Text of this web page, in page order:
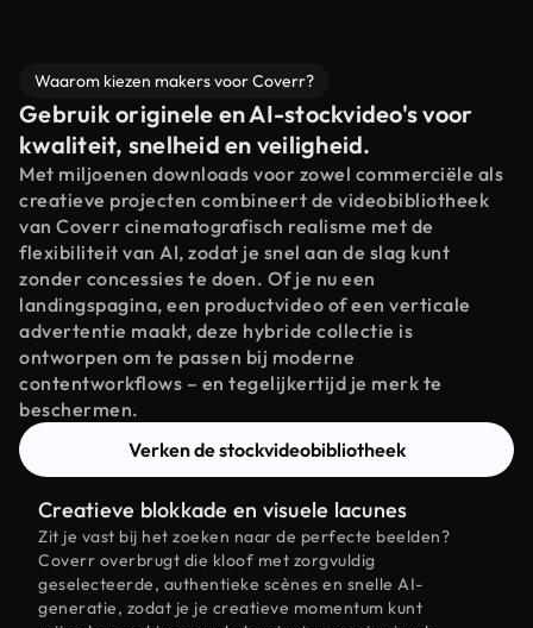
Waarom kiezen makers voor Coverr?
Gebruik originele en AI-stockvideo's voor
kwaliteit, snelheid en veiligheid.
Met miljoenen downloads voor zowel commerciële als
creatieve projecten combineert de videobibliotheek
van Coverr cinematografisch realisme met de
flexibiliteit van AI, zodat je snel aan de slag kunt
zonder concessies te doen. Of je nu een
landingspagina, een productvideo of een verticale
advertentie maakt, deze hybride collectie is
ontworpen om te passen bij moderne
contentworkflows – en tegelijkertijd je merk te
beschermen.
Verken de stockvideobibliotheek
Creatieve blokkade en visuele lacunes
Zit je vast bij het zoeken naar de perfecte beelden?
Coverr overbrugt die kloof met zorgvuldig
geselecteerde, authentieke scènes en snelle AI-
generatie, zodat je je creatieve momentum kunt